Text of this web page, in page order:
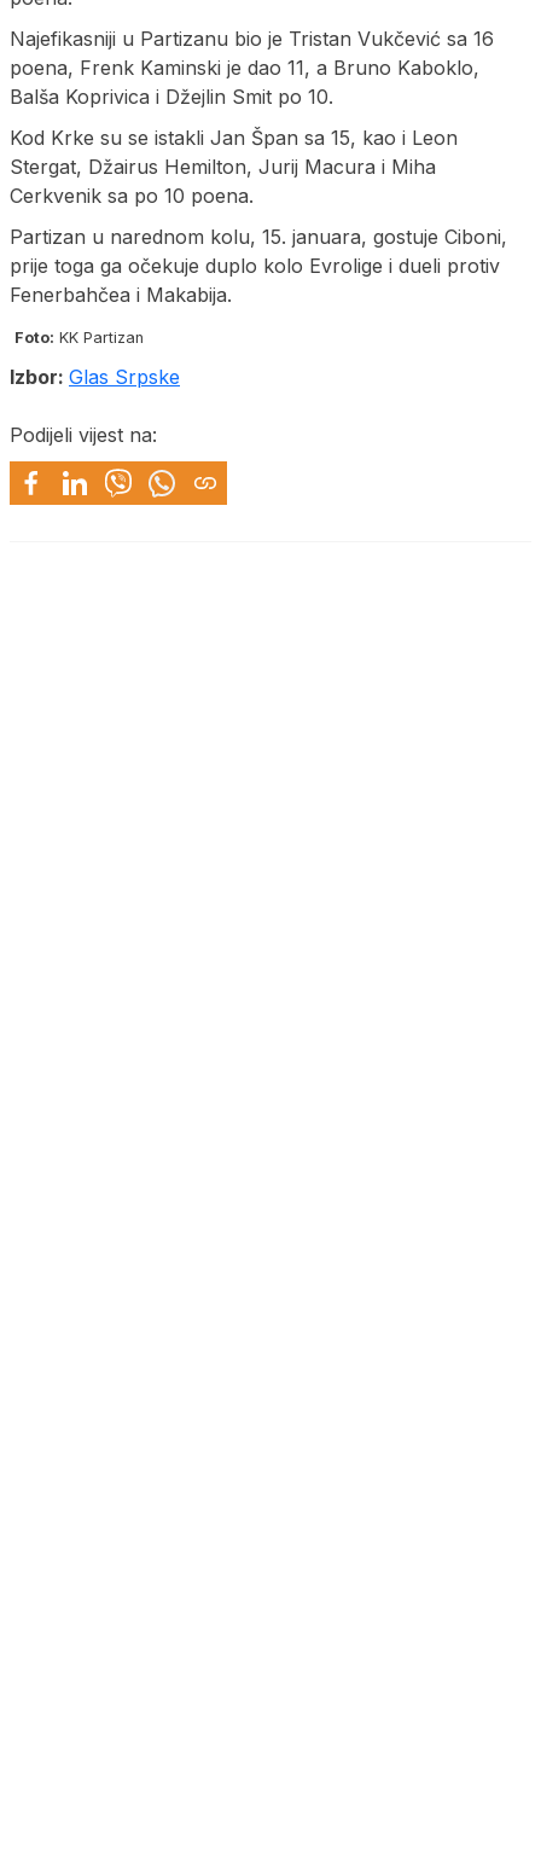
Najefikasniji u Partizanu bio je Tristan Vukčević sa 16
poena, Frenk Kaminski je dao 11, a Bruno Kaboklo,
Balša Koprivica i Džejlin Smit po 10.
Kod Krke su se istakli Jan Špan sa 15, kao i Leon
Stergat, Džairus Hemilton, Jurij Macura i Miha
Cerkvenik sa po 10 poena.
Partizan u narednom kolu, 15. januara, gostuje Ciboni,
prije toga ga očekuje duplo kolo Evrolige i dueli protiv
Fenerbahčea i Makabija.
Foto: KK Partizan
Izbor: Glas Srpske
Podijeli vijest na: